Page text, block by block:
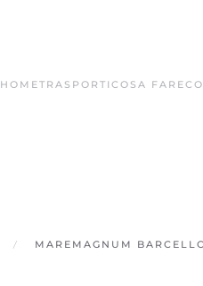
HOMETRASPORTI COSA FARE
MAREMAGNUM